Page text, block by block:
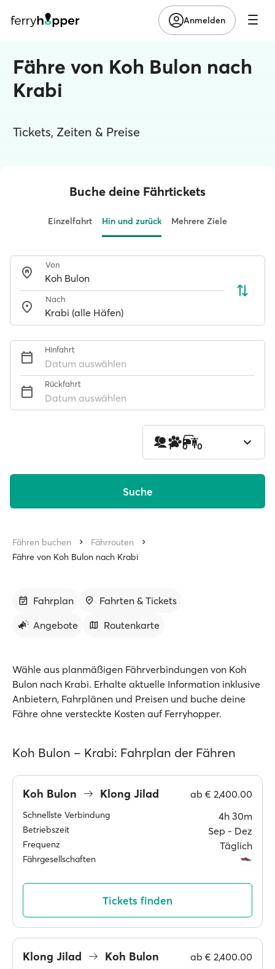
Anmelden
Fähre von Koh Bulon nach
Krabi
Tickets, Zeiten & Preise
Buche deine Fährtickets
Einzelfahrt Hin und zurück Mehrere Ziele
Von
Nach
Hinfahrt
Datum auswählen
Rückfahrt
Datum auswählen
1 0 0
Suche
Fähren buchen
Fährrouten
Fähre von Koh Bulon nach Krabi
Fahrplan
Fahrten & Tickets
Angebote
Routenkarte
Wähle aus planmäßigen Fährverbindungen von Koh
Bulon nach Krabi. Erhalte aktuelle Information inklusive
Anbietern, Fahrplänen und Preisen und buche deine
Fähre ohne versteckte Kosten auf Ferryhopper.
Koh Bulon – Krabi: Fahrplan der Fähren
Koh Bulon Klong Jilad ab € 2,400.00
Schnellste Verbindung 4h 30m
Betriebszeit Sep ‐ Dez
Frequenz Täglich
Fährgesellschaften
Tickets finden
Klong Jilad Koh Bulon ab € 2,400.00